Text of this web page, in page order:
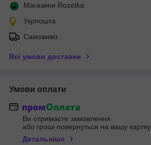
Магазини Rozetka
Укрпошта
Самовивіз
Всі умови доставки
Умови оплати
Ви отримаєте замовлення
або гроші повернуться на вашу картку
Детальніше